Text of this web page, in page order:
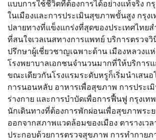
แบบการใช้ชีวิตที่ต้องการได้อย่างแท้จริง กรุ
ในเมืองและการประเมินสุขภาพขั้นสูง กรุง
ปลายทางที่แข็งแกร่งที่สุดของประเทศไทย
ที่สนใจเวลเนสทางการแพทย์ บริการตรวจ
ปรึกษาผู้เชี่ยวชาญเฉพาะด้าน เมืองหลวงแ
โรงพยาบาลเอกชนจำนวนมากที่ให้บริการ
ขณะเดียวกันโรงแรมระดับหรูก็เริ่มนำเสนอ
การนอนหลับ อาหารเพื่อสุขภาพ การประเ
ร่างกาย และการบำบัดเพื่อการฟื้นฟู กรุงเท
นักเดินทางที่ต้องการพักผ่อนเพื่อสุขภาพระ
ออกจากสภาพแวดล้อมของเมือง ตารางเว
ประกอบด้วยการตรวจสุขภาพ การทำกายภ